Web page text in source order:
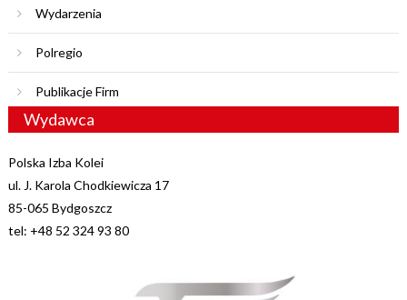
Wydarzenia
Polregio
Publikacje Firm
Wydawca
Polska Izba Kolei
ul. J. Karola Chodkiewicza 17
85-065 Bydgoszcz
tel: +48 52 324 93 80